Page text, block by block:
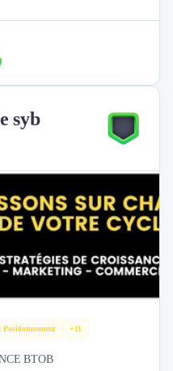
syb
Positionnement +11
BTOB